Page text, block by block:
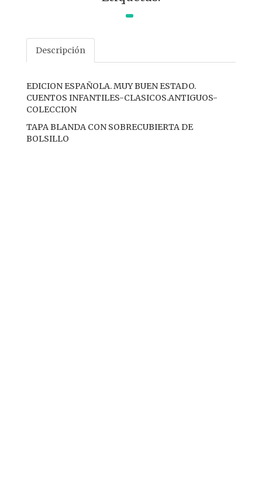
Descripción
EDICION ESPAÑOLA. MUY BUEN ESTADO.
CUENTOS INFANTILES-CLASICOS.ANTIGUOS-
COLECCION
TAPA BLANDA CON SOBRECUBIERTA DE
BOLSILLO